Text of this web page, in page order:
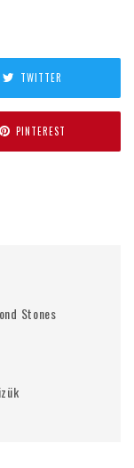
TWITTER
PINTEREST
Stones